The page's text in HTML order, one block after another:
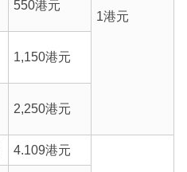
1港元
550港元
1,150港元
2,250港元
4.109港元